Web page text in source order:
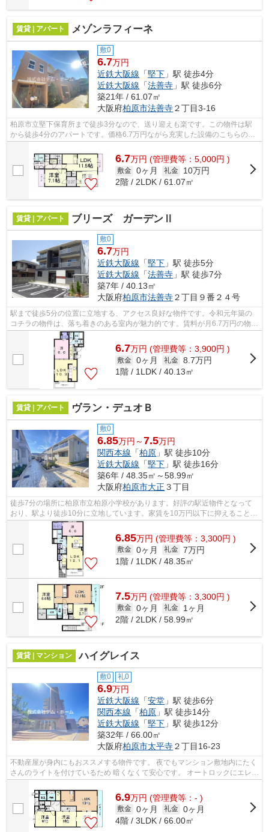
賃貸 | アパート メゾンラフィーネ
敷0
6.7万円
近鉄大阪線 「堅下 」駅 徒歩4分
近鉄大阪線 「法善寺 」駅 徒歩6分
築21年 / 61.07㎡
大阪府柏原市法善寺２丁目3-16
柏原市立堅下保育所まで徒歩3分なので、送り迎えも楽です。この物件は駅
から徒歩4分のアパートです。価格6.7万円ながら充実した設備のこちらの物
件は、多くの方におすすめです。こだわ...
6.7万円 (管理費等：5,000円 )
敷金 0ヶ月 礼金
10万円
2階 / 2LDK / 61.07㎡
賃貸 | アパート ブリーズ ガーデンⅡ
敷0
6.7万円
近鉄大阪線 「堅下 」駅 徒歩5分
近鉄大阪線 「法善寺 」駅 徒歩7分
築7年 / 40.13㎡
大阪府柏原市法善寺２丁目９番２４号
駅まで徒歩5分の位置に立地する、アクセス良好な物件です。令和元年築の
コチラの物件は、落ち着きのある室内が魅力的です。賃料が月6.7万円の物件
です。新着情報：ブリーズ ガーデンⅡ...
6.7万円 (管理費等：3,900円 )
敷金 0ヶ月 礼金 8.7万円
1階 / 1LDK / 40.13㎡
賃貸 | アパート ヴラン・デュオＢ
敷0
6.85万円～7.5万円
関西本線 「柏原 」駅 徒歩10分
近鉄大阪線 「堅下 」駅 徒歩16分
築6年 / 48.35㎡～58.99㎡
大阪府柏原市大正 ３丁目
徒歩7分の場所に柏原市立柏原小学校があります。好評の駅近物件となって
おり、駅より徒歩10分に立地しています。家賃を10万円以下に抑えることが
できます。「ヴラン・デュオB」の物件...
6.85万円 (管理費等：3,300円 )
敷金 0ヶ月 礼金 7万円
1階 / 1LDK / 48.35㎡
7.5万円 (管理費等：3,300円 )
敷金 0ヶ月 礼金
1ヶ月
2階 / 2LDK / 58.99㎡
賃貸 | マンション ハイグレイス
敷0 礼0
6.9万円
近鉄大阪線 「安堂 」駅 徒歩6分
関西本線 「柏原 」駅 徒歩14分
近鉄大阪線 「堅下 」駅 徒歩12分
築32年 / 66.00㎡
大阪府柏原市太平寺２丁目16-23
不動産屋が身内にもおススメする物件です。 夜でもマンション敷地内にたく
さんのライトを付けているため 暗くなくて安心です。 オートロックにエレベ
6.9万円 (管理費等：- )
敷金 0ヶ月 礼金 0ヶ月
4階 / 3LDK / 66.00㎡